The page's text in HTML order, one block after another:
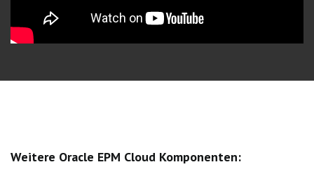
Weitere Oracle EPM Cloud Komponenten: